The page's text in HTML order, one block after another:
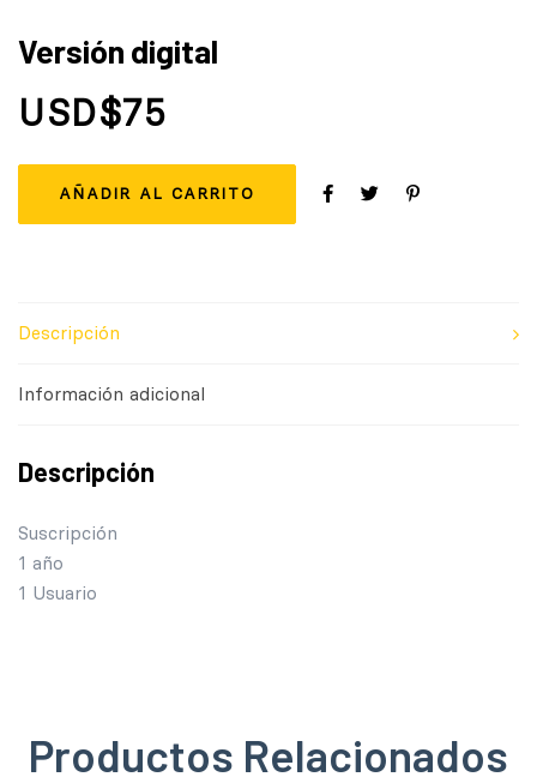
Versión digital
USD$75
Versión
digital
cantidad
AÑADIR AL CARRITO
Descripción
Información adicional
Descripción
Suscripción
1 año
1 Usuario
Productos Relacionados